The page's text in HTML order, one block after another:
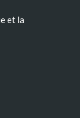
et la